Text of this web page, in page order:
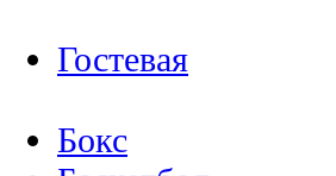
Гостевая
Бокс